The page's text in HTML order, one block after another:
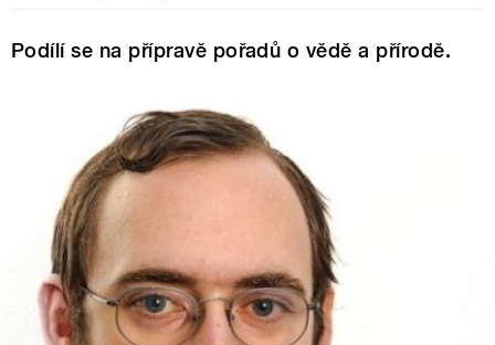
Podílí se na přípravě pořadů o vědě a přírodě.